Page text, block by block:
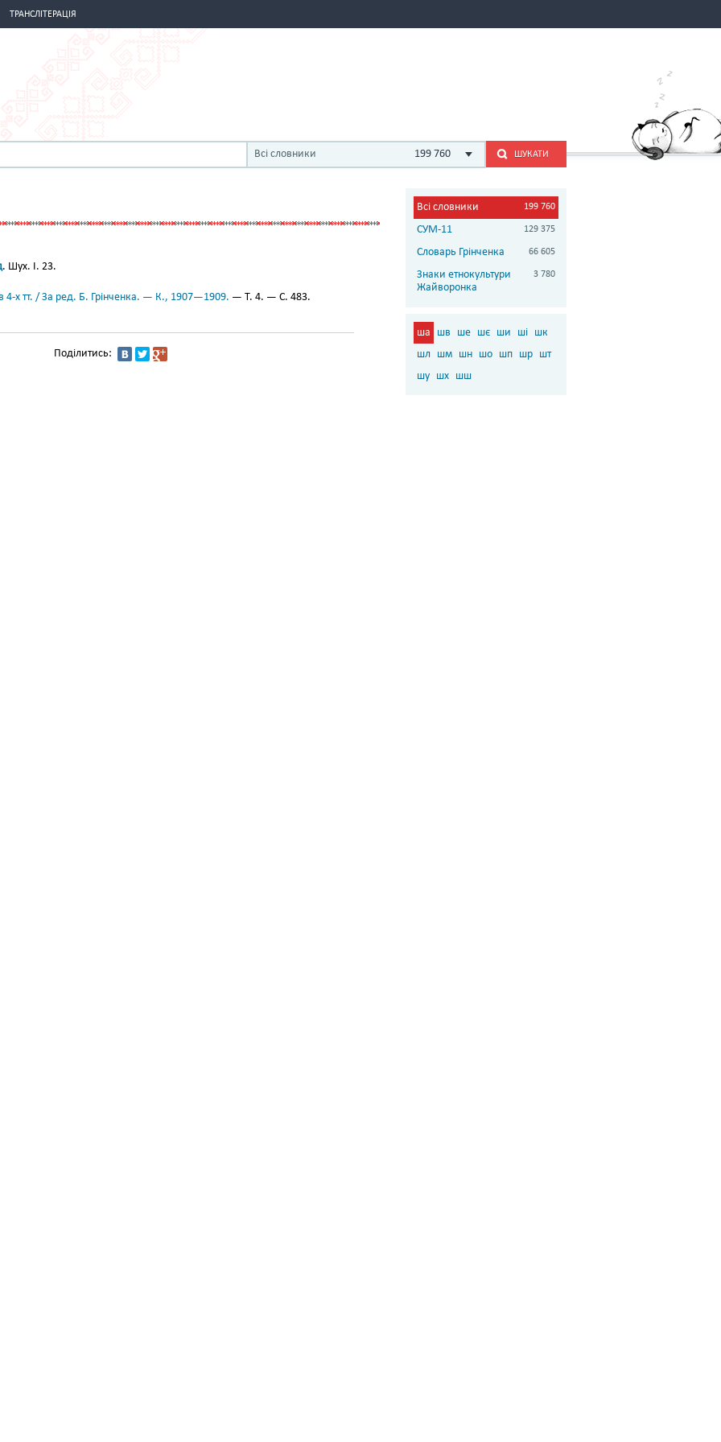
ТРАНСЛІТЕРАЦІЯ
Всі словники 199 760 ШУКАТИ
. Шух. I. 23.
4-х тт. / За ред. Б. Грінченка. — К., 1907—1909. — Т. 4. — С. 483.
Поділитись:
Всі словники 199 760
СУМ-11 129 375
Словарь Грінченка 66 605
Знаки етнокультури
Жайворонка
3 780
ша шв ше шє ши ші шк
шл
шм шн шо шп шр шт
шу шх шш